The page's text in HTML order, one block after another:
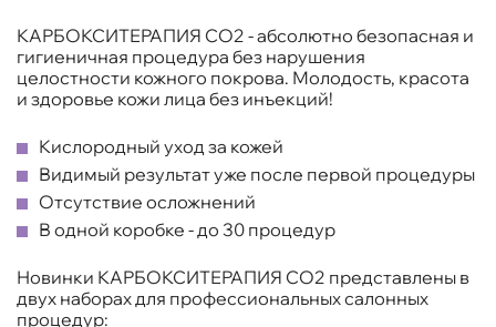
КАРБОКСИТЕРАПИЯ СО2 - абсолютно безопасная и
гигиеничная процедура без нарушения
целостности кожного покрова. Молодость, красота
и здоровье кожи лица без инъекций!
Кислородный уход за кожей
Видимый результат уже после первой процедуры
Отсутствие осложнений
В одной коробке - до 30 процедур
Новинки КАРБОКСИТЕРАПИЯ СО2 представлены в
двух наборах для профессиональных салонных
процедур: